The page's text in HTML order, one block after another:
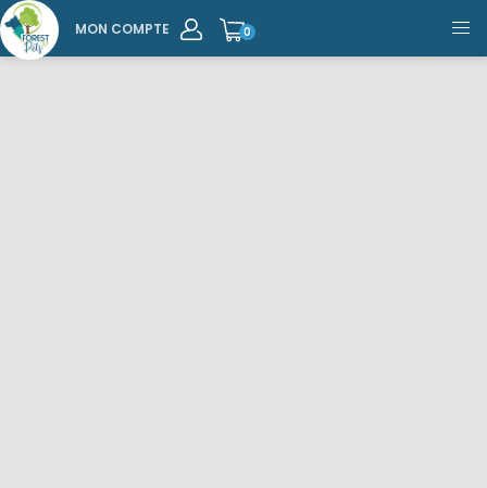
MON COMPTE 0